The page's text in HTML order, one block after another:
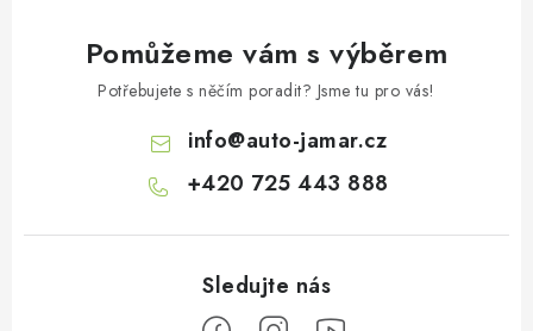
Pomůžeme vám s výběrem
Potřebujete s něčím poradit? Jsme tu pro vás!
info@auto-jamar.cz
+420 725 443 888